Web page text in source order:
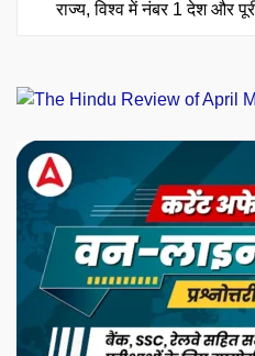
राज्य, विश्व में नंबर 1 देश और